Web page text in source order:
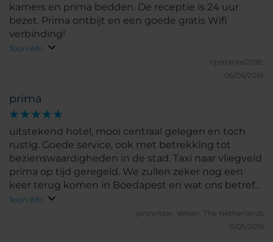
kamers en prima bedden. De receptie is 24 uur
bezet. Prima ontbijt en een goede gratis Wifi
verbinding!
Toon info
npmantel2018.
06/06/2018
prima
uitstekend hotel, mooi centraal gelegen en toch
rustig. Goede service, ook met betrekking tot
bezienswaardigheden in de stad. Taxi naar vliegveld
prima op tijd geregeld. We zullen zeker nog een
keer terug komen in Boedapest en wat ons betreft
in dit hotel. De prijs viel reuze mee
Toon info
janzwitser. Velsen, The Netherlands
11/05/2016